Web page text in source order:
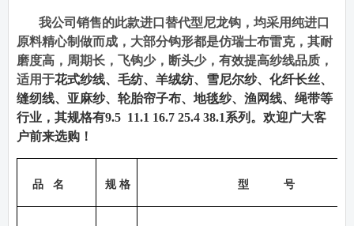
我公司销售的此款进口替代型尼龙钩，均采用纯进口
原料精心制做而成，大部分钩形都是仿瑞士布雷克，其耐
磨度高，周期长，飞钩少，断头少，有效提高纱线品质，
适用于花式纱线、毛纺、羊绒纺、雪尼尔纱、化纤长丝、
缝纫线、亚麻纱、轮胎帘子布、地毯纱、渔网线、绳带等
行业，其规格有9.5 11.1 16.7 25.4 38.1系列。欢迎广大客
户前来选购！
品 名 规 格 型 号